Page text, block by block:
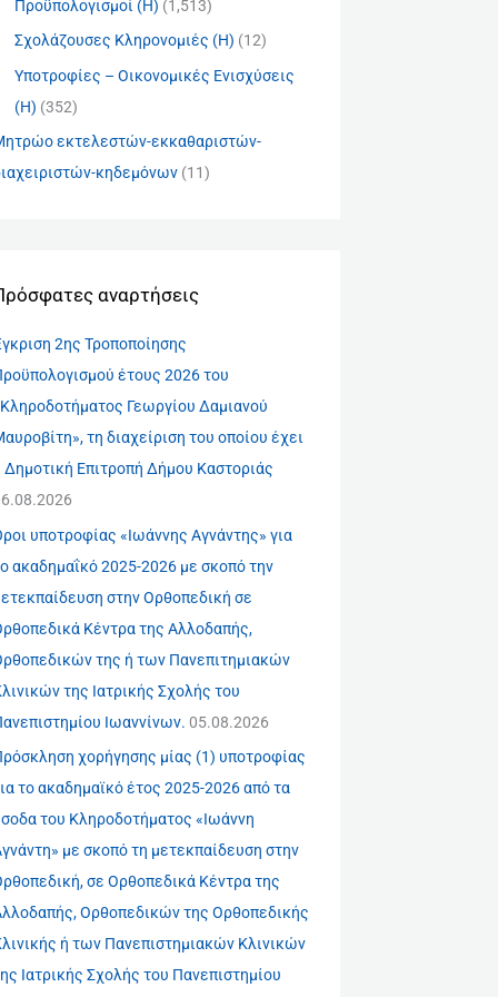
Προϋπολογισμοί (Η) (1,513)
Σχολάζουσες Κληρονομιές (Η) (12)
Υποτροφίες – Οικονομικές Ενισχύσεις
(Η) (352)
εκτελεστών-εκκαθαριστών-
κηδεμόνων (11)
αναρτήσεις
2ης Τροποποίησης
έτους 2026 του
Γεωργίου Δαμιανού
τη διαχείριση του οποίου έχει
Δημοτική Επιτροπή Δήμου Καστοριάς
υποτροφίας «Ιωάννης Αγνάντης» για
ακαδημαΐκό 2025-2026 με σκοπό την
στην Ορθοπεδική σε
Κέντρα της Αλλοδαπής,
της ή των Πανεπιτημιακών
της Ιατρικής Σχολής του
Ιωαννίνων. 05.08.2026
χορήγησης μίας (1) υποτροφίας
το ακαδημαϊκό έτος 2025-2026 από τα
του Κληροδοτήματος «Ιωάννη
με σκοπό τη μετεκπαίδευση στην
σε Ορθοπεδικά Κέντρα της
Ορθοπεδικών της Ορθοπεδικής
ή των Πανεπιστημιακών Κλινικών
Ιατρικής Σχολής του Πανεπιστημίου